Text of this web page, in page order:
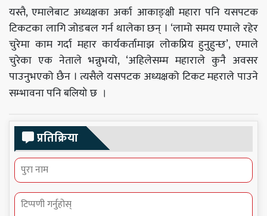
यस्तै, एमालेबाट अध्यक्षका अर्का आकाङ्क्षी महारा पनि यसपटक
टिकटका लागि जोडबल गर्न थालेका छन् । ‘लामो समय एमाले रहेर
चुरेमा काम गर्दा महार कार्यकर्तामाझ लोकप्रिय हुनुहुन्छ’, एमाले
चुरेका एक नेताले भन्नुभयो, ‘अहिलेसम्म महाराले कुनै अवसर
पाउनुभएको छैन । त्यसैले यसपटक अध्यक्षको टिकट महराले पाउने
सम्भावनापनिबलियो छ ।
प्रतिक्रिया